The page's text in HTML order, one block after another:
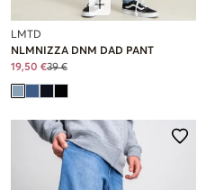
LMTD
NLMNIZZA DNM DAD PANT
19,50 €39 €